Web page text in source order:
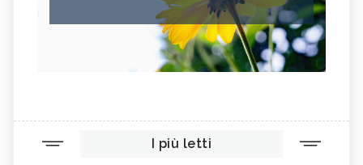
I più letti